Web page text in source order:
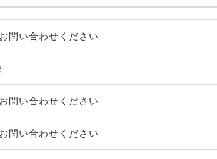
問い合わせください
問い合わせください
問い合わせください